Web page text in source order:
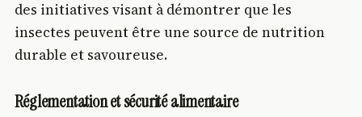
des initiatives visant à démontrer que les
insectes peuvent être une source de nutrition
durable et savoureuse.
Réglementation et sécurité alimentaire